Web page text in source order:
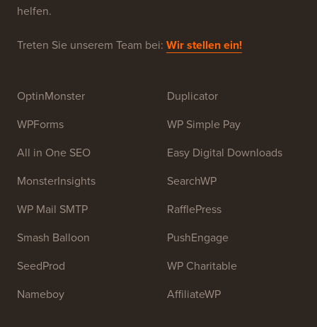
helfen.
Treten Sie unserem Team bei: Wir stellen ein!
OptinMonster
WPForms
All in One SEO
MonsterInsights
WP Mail SMTP
Smash Balloon
SeedProd
Nameboy
Duplicator
WP Simple Pay
Easy Digital Downloads
SearchWP
RafflePress
PushEngage
WP Charitable
AffiliateWP